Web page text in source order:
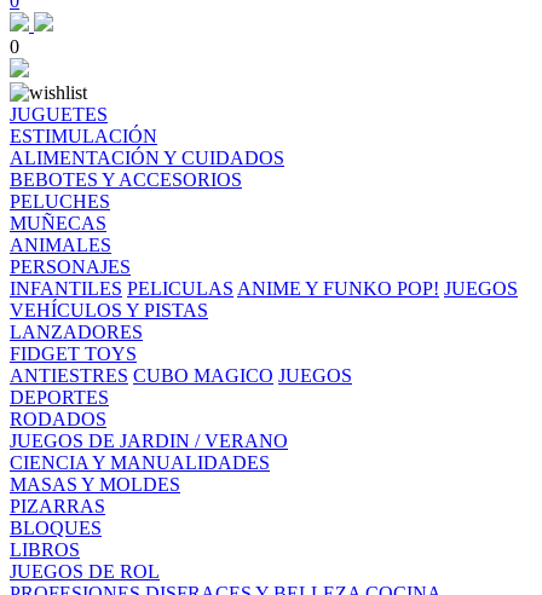
0
JUGUETES
ESTIMULACIÓN
ALIMENTACIÓN Y CUIDADOS
BEBOTES Y ACCESORIOS
PELUCHES
MUÑECAS
ANIMALES
PERSONAJES
INFANTILES PELICULAS ANIME Y FUNKO POP! JUEGOS
VEHÍCULOS Y PISTAS
LANZADORES
FIDGET TOYS
ANTIESTRES CUBO MAGICO JUEGOS
DEPORTES
RODADOS
JUEGOS DE JARDIN / VERANO
CIENCIA Y MANUALIDADES
MASAS Y MOLDES
PIZARRAS
BLOQUES
LIBROS
JUEGOS DE ROL